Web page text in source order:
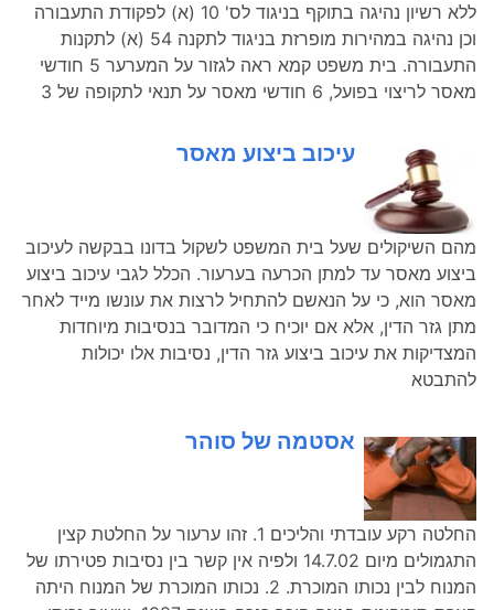
ללא רשיון נהיגה בתוקף בניגוד לס' 10 (א) לפקודת התעבורה
וכן נהיגה במהירות מופרזת בניגוד לתקנה 54 (א) לתקנות
התעבורה. בית משפט קמא ראה לגזור על המערער 5 חודשי
מאסר לריצוי בפועל, 6 חודשי מאסר על תנאי לתקופה של 3
עיכוב ביצוע מאסר
מהם השיקולים שעל בית המשפט לשקול בדונו בבקשה לעיכוב
ביצוע מאסר עד למתן הכרעה בערעור. הכלל לגבי עיכוב ביצוע
מאסר הוא, כי על הנאשם להתחיל לרצות את עונשו מייד לאחר
מתן גזר הדין, אלא אם יוכיח כי המדובר בנסיבות מיוחדות
המצדיקות את עיכוב ביצוע גזר הדין, נסיבות אלו יכולות
להתבטא
אסטמה של סוהר
החלטה רקע עובדתי והליכים 1. זהו ערעור על החלטת קצין
התגמולים מיום 14.7.02 ולפיה אין קשר בין נסיבות פטירתו של
המנוח לבין נכותו המוכרת. 2. נכותו המוכרת של המנוח היתה